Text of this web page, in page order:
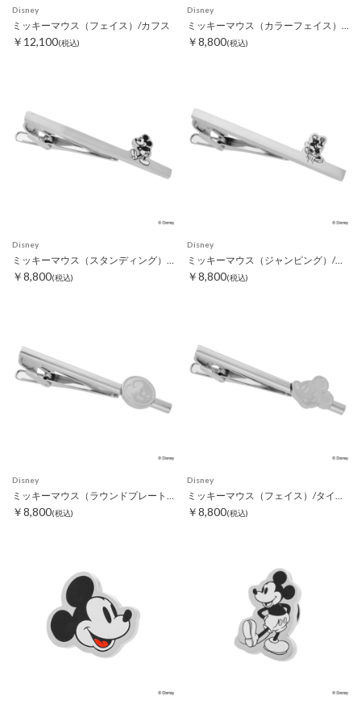
Disney
ミッキーマウス（フェイス）/カフス
￥12,100(税込)
Disney
￥8,800(税込)
Disney
ミッキーマウス（スタンディング）/タイピン
￥8,800(税込)
Disney
ミッキーマウス（ジャンピング）/タイピン
￥8,800(税込)
Disney
￥8,800(税込)
Disney
￥8,800(税込)